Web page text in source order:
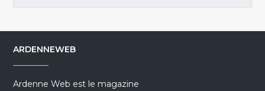
ARDENNEWEB
Ardenne Web est le magazine